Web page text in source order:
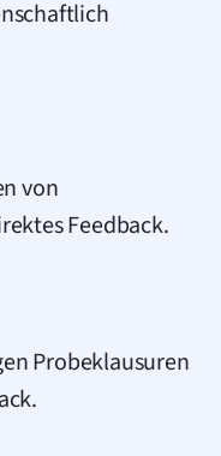
von
Feedback.
Probeklausuren